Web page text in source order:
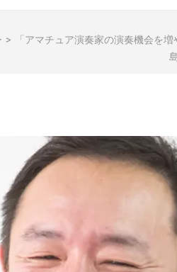
>
「アマチュア演奏家の演奏機会を